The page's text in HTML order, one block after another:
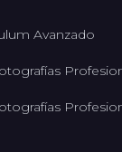
Avanzado